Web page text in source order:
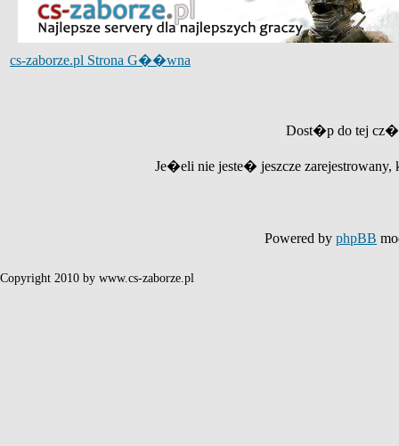
cs-zaborze.pl Strona G��wna
Dost�p do tej
Je�eli nie jeste� jeszcze
Powered by phpBB
Copyright 2010 by www.cs-zaborze.pl